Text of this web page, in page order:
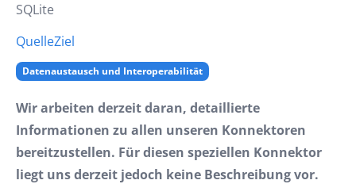
SQLite
QuelleZiel
Datenaustausch und Interoperabilität
Wir arbeiten derzeit daran, detaillierte
Informationen zu allen unseren Konnektoren
bereitzustellen. Für diesen speziellen Konnektor
liegt uns derzeit jedoch keine Beschreibung vor.